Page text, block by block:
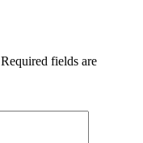
Required fields are